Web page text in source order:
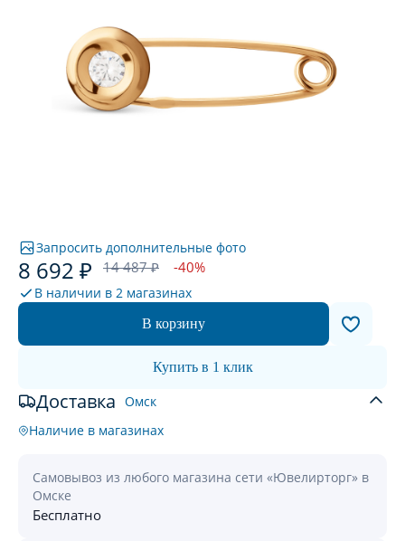
Запросить дополнительные фото
8 692 ₽ 14 487 ₽ -40%
В наличии в 2 магазинах
В корзину
Купить в 1 клик
Доставка Омск
Наличие в магазинах
Самовывоз из любого магазина сети «Ювелирторг» в
Омске
Бесплатно